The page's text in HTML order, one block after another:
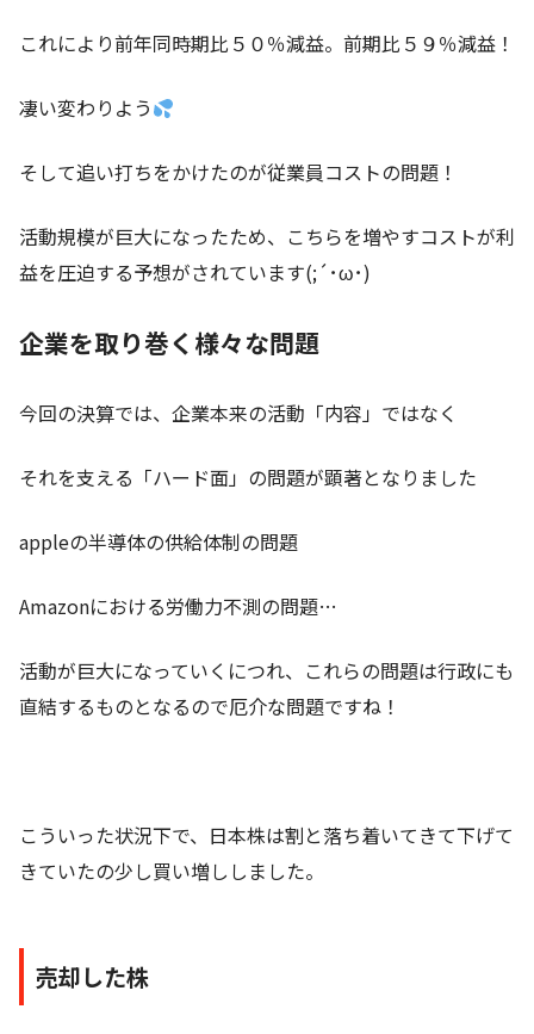
これにより前年同時期比５０％減益。前期比５９％減益！
凄い変わりよう
そして追い打ちをかけたのが従業員コストの問題！
活動規模が巨大になったため、こちらを増やすコストが利
益を圧迫する予想がされています(;´･ω･)
企業を取り巻く様々な問題
今回の決算では、企業本来の活動「内容」ではなく
それを支える「ハード面」の問題が顕著となりました
appleの半導体の供給体制の問題
Amazonにおける労働力不測の問題…
活動が巨大になっていくにつれ、これらの問題は行政にも
直結するものとなるので厄介な問題ですね！
こういった状況下で、日本株は割と落ち着いてきて下げて
きていたの少し買い増ししました。
売却した株